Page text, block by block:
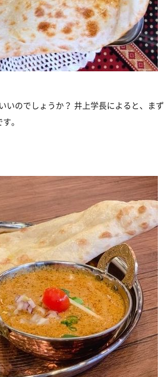
いのでしょうか？ 井上学長によると、まず
。